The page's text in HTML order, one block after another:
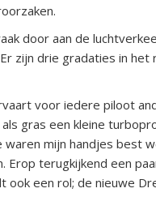
door aan de
zijn drie gradaties in
voor iedere piloot
gras een kleine
mijn handjes best
Erop terugkijkend een
ook een rol; de nieuwe